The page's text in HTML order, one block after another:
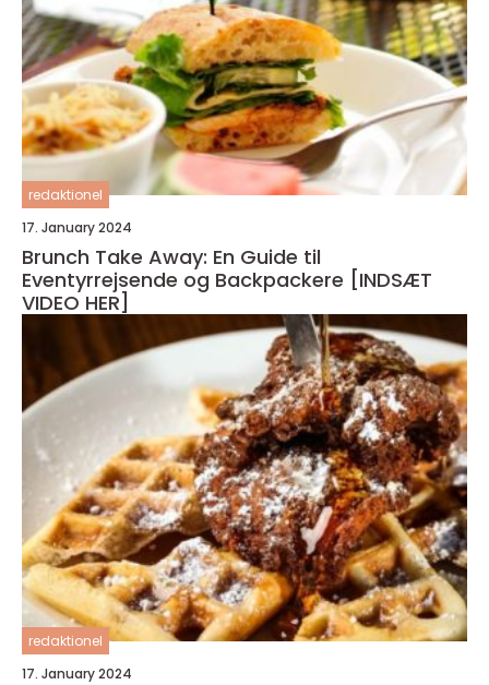
redaktionel
17. January 2024
Brunch Take Away: En Guide til
Eventyrrejsende og Backpackere [INDSÆT
VIDEO HER]
redaktionel
17. January 2024